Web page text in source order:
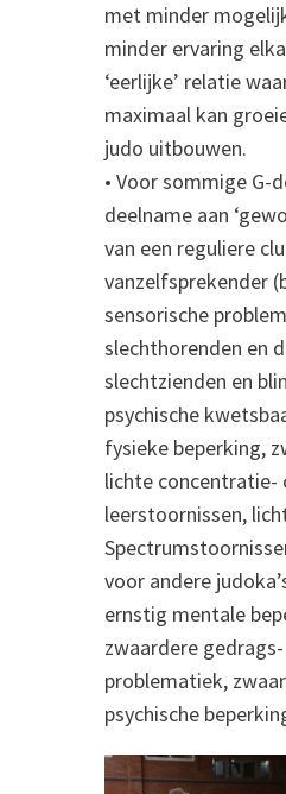
met minder
minder ervaring
‘eerlijke’ relatie
maximaal kan
judo uitbouwen.
• Voor sommige G-
deelname aan
van een reguliere
vanzelfsprekender
sensorische
slechthorenden en
slechtzienden en
psychische
fysieke beperking,
lichte concentratie-
leerstoornissen,
voor andere
ernstig mentale
zwaardere
problematiek,
psychische